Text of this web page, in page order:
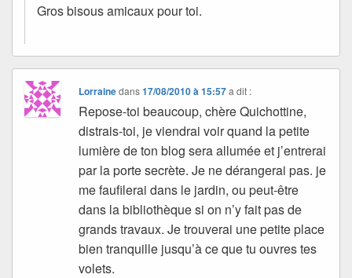
Gros bisous amicaux pour toi.
Lorrainedans17/08/2010 à 15:57 a dit :
Repose-toi beaucoup, chère Quichottine,
distrais-toi, je viendrai voir quand la petite
lumière de ton blog sera allumée et j’entrerai
par la porte secrète. Je ne dérangerai pas. je
me faufilerai dans le jardin, ou peut-être
dans la bibliothèque si on n’y fait pas de
grands travaux. Je trouverai une petite place
bien tranquille jusqu’à ce que tu ouvres tes
volets.